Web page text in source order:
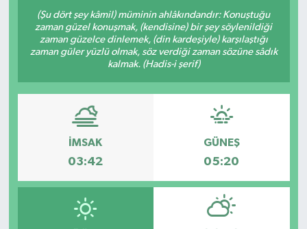
(Şu dört şey kâmil) müminin ahlâkındandır: Konuştuğu
zaman güzel konuşmak, (kendisine) bir şey söylenildiği
zaman güzelce dinlemek, (din kardeşiyle) karşılaştığı
zaman güler yüzlü olmak, söz verdiği zaman sözüne sâdık
kalmak. (Hadis-i şerif)
İMSAK
03:42
GÜNEŞ
05:20